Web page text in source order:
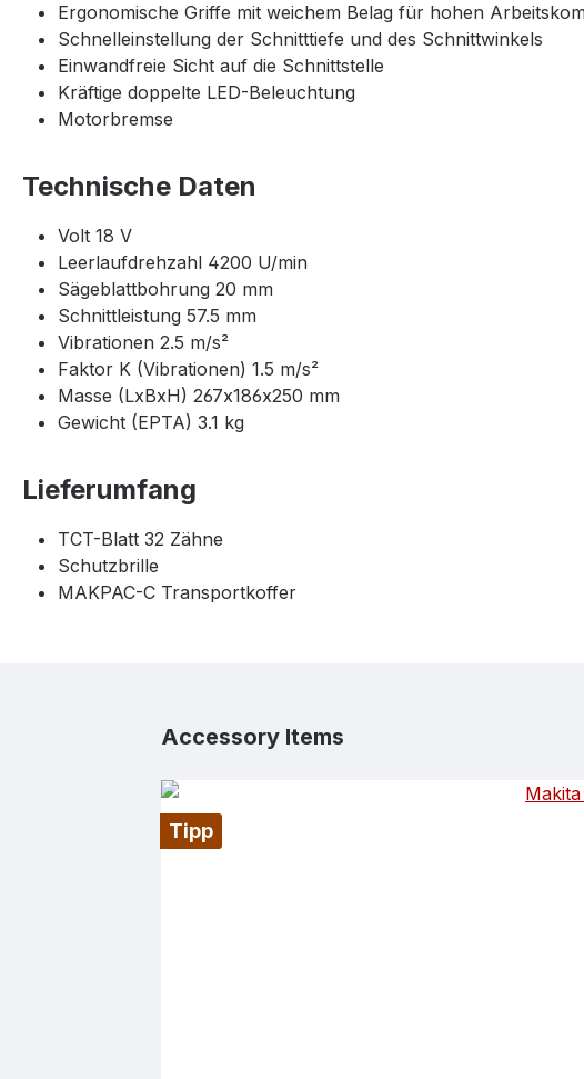
Ergonomische Griffe mit weichem Belag für hohen
Schnelleinstellung der Schnitttiefe und des Schnittwinkels
Einwandfreie Sicht auf die Schnittstelle
Kräftige doppelte LED-Beleuchtung
Motorbremse
Technische Daten
Volt 18 V
Leerlaufdrehzahl 4200 U/min
Sägeblattbohrung 20 mm
Schnittleistung 57.5 mm
Vibrationen 2.5 m/s²
Faktor K (Vibrationen) 1.5 m/s²
Masse (LxBxH) 267x186x250 mm
Gewicht (EPTA) 3.1 kg
Lieferumfang
TCT-Blatt 32 Zähne
Schutzbrille
MAKPAC-C Transportkoffer
Produktgalerie überspringen
Accessory Items
Tipp